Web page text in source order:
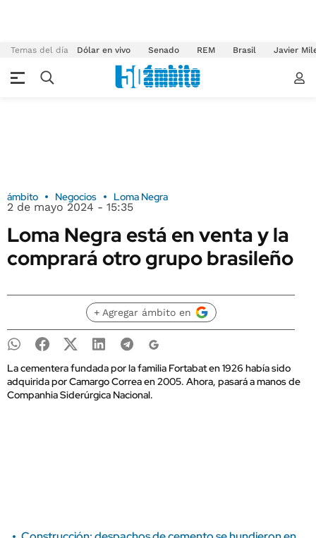
Temas del día Dólar en vivo Senado REM Brasil Javier
ámbito Negocios Loma Negra
2 de mayo 2024 - 15:35
Loma Negra está en venta y la
comprará otro grupo brasileño
+ Agregar ámbito en
La cementera fundada por la familia Fortabat en 1926 había sido
adquirida por Camargo Correa en 2005. Ahora, pasará a manos de
Companhia Siderúrgica Nacional.